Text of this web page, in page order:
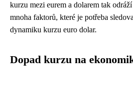
kurzu mezi eurem a dolarem tak
mnoha faktorů, které je potřeba
dynamiku kurzu euro dolar.
Dopad kurzu na